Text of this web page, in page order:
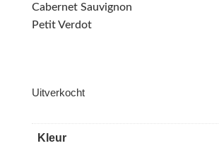
Cabernet Sauvignon
Petit Verdot
Uitverkocht
Kleur